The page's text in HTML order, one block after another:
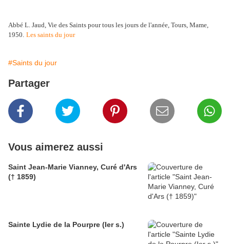
Abbé L. Jaud, Vie des Saints pour tous les jours de l'année, Tours, Mame,
1950. Les saints du jour
#Saints du jour
Partager
Vous aimerez aussi
Saint Jean-Marie Vianney, Curé d'Ars
(† 1859)
Sainte Lydie de la Pourpre (Ier s.)